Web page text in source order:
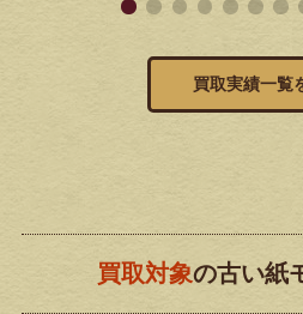
買取実績一覧
買取対象の古い紙